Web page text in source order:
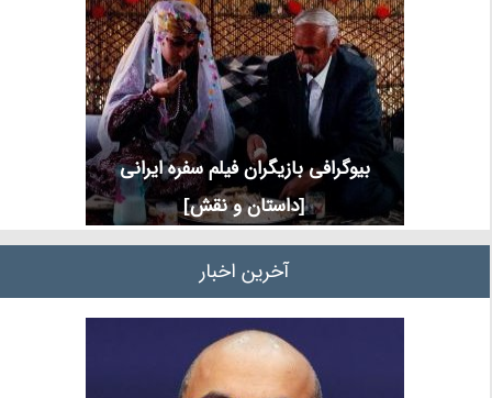
بیوگرافی بازیگران فیلم سفره ایرانی
[داستان و نقش]
آخرین اخبار